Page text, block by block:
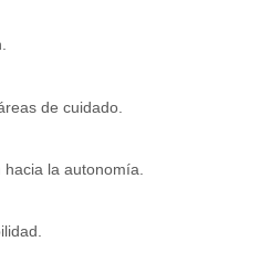
de cuidado.
la autonomía.